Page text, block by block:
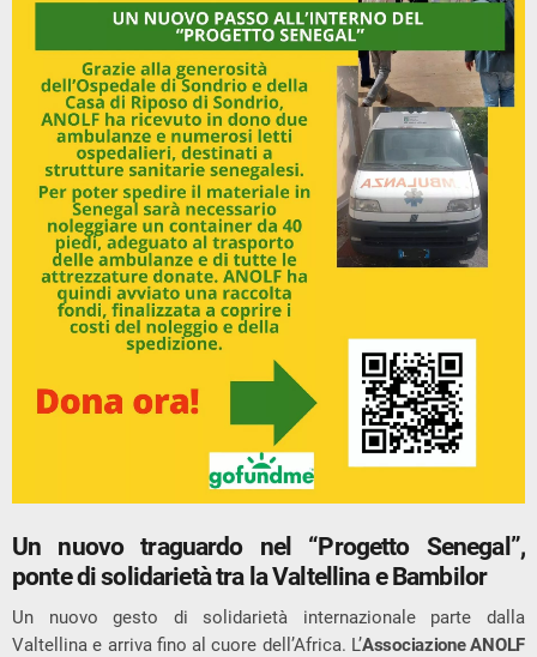
Un nuovo traguardo nel “Progetto Senegal”,
ponte di solidarietà tra la Valtellina e Bambilor
Un nuovo gesto di solidarietà internazionale parte dalla
Valtellina e arriva fino al cuore dell’Africa. L’Associazione ANOLF